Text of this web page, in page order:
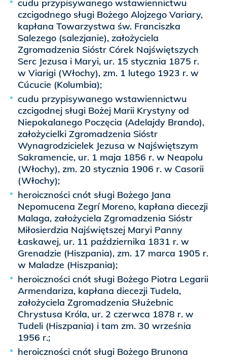
cudu przypisywanego wstawiennictwu
czcigodnego sługi Bożego Alojzego Variary,
kapłana Towarzystwa św. Franciszka
Salezego (salezjanie), założyciela
Zgromadzenia Sióstr Córek Najświętszych
Serc Jezusa i Maryi, ur. 15 stycznia 1875 r.
w Viarigi (Włochy), zm. 1 lutego 1923 r. w
Cúcucie (Kolumbia);
cudu przypisywanego wstawiennictwu
czcigodnej sługi Bożej Marii Krystyny od
Niepokalanego Poczęcia (Adelajdy Brando),
założycielki Zgromadzenia Sióstr
Wynagrodzicielek Jezusa w Najświętszym
Sakramencie, ur. 1 maja 1856 r. w Neapolu
(Włochy), zm. 20 stycznia 1906 r. w Casorii
(Włochy);
heroiczności cnót sługi Bożego Jana
Nepomucena Zegrí Moreno, kapłana diecezji
Malaga, założyciela Zgromadzenia Sióstr
Miłosierdzia Najświętszej Maryi Panny
Łaskawej, ur. 11 października 1831 r. w
Grenadzie (Hiszpania), zm. 17 marca 1905 r.
w Maladze (Hiszpania);
heroiczności cnót sługi Bożego Piotra Legarii
Armendariza, kapłana diecezji Tudela,
założyciela Zgromadzenia Służebnic
Chrystusa Króla, ur. 2 czerwca 1878 r. w
Tudeli (Hiszpania) i tam zm. 30 września
1956 r.;
heroiczności cnót sługi Bożego Brunona